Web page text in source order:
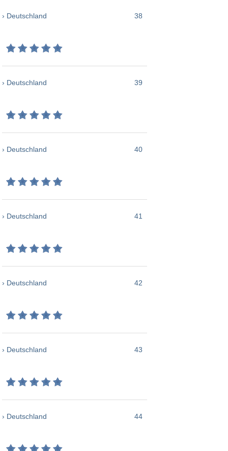
› Deutschland 38
› Deutschland 39
› Deutschland 40
› Deutschland 41
› Deutschland 42
› Deutschland 43
› Deutschland 44